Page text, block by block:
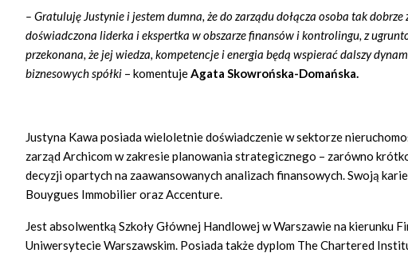
– Gratuluję Justynie i jestem dumna, że do zarządu dołącza osoba tak
doświadczona liderka i ekspertka w obszarze finansów i kontrolingu, z
przekonana, że jej wiedza, kompetencje i energia będą wspierać dalszy
biznesowych spółki – komentujeAgata Skowrońska-Domańska.
Justyna Kawa posiada wieloletnie doświadczenie w sektorze
zarząd Archicom w zakresie planowania strategicznego – zarówno
decyzji opartych na zaawansowanych analizach finansowych. Swoją
Bouygues Immobilier oraz Accenture.
Jest absolwentką Szkoły Głównej Handlowej w Warszawie na kierunku
Uniwersytecie Warszawskim. Posiada także dyplom The Chartered